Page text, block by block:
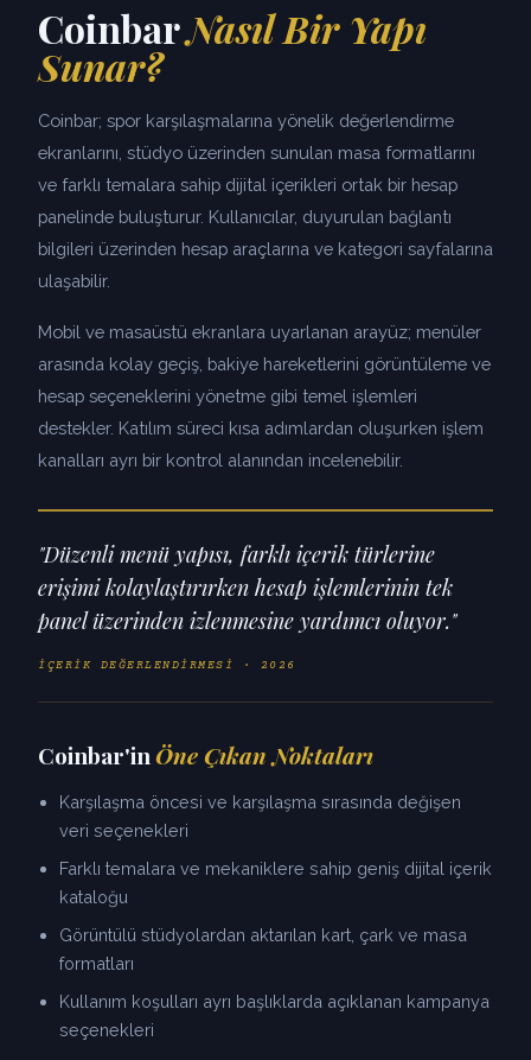
CoinbarNasıl Bir Yapı
Sunar?
Coinbar; spor karşılaşmalarına yönelik değerlendirme
ekranlarını, stüdyo üzerinden sunulan masa formatlarını
ve farklı temalara sahip dijital içerikleri ortak bir hesap
panelinde buluşturur. Kullanıcılar, duyurulan bağlantı
bilgileri üzerinden hesap araçlarına ve kategori sayfalarına
ulaşabilir.
Mobil ve masaüstü ekranlara uyarlanan arayüz; menüler
arasında kolay geçiş, bakiye hareketlerini görüntüleme ve
hesap seçeneklerini yönetme gibi temel işlemleri
destekler. Katılım süreci kısa adımlardan oluşurken işlem
kanalları ayrı bir kontrol alanından incelenebilir.
"Düzenli menü yapısı, farklı içerik türlerine
erişimi kolaylaştırırken hesap işlemlerinin tek
panel üzerinden izlenmesine yardımcı oluyor."
İÇERIK DEĞERLENDIRMESI · 2026
Coinbar'inÖne Çıkan Noktaları
Karşılaşma öncesi ve karşılaşma sırasında değişen
veri seçenekleri
Farklı temalara ve mekaniklere sahip geniş dijital içerik
kataloğu
Görüntülü stüdyolardan aktarılan kart, çark ve masa
formatları
Kullanım koşulları ayrı başlıklarda açıklanan kampanya
seçenekleri